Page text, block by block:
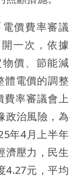
價費率審議
一次，依據
物價、節能減
體電價的調整
費率審議會上
政治風險，為
年4月上半年
濟壓力，民生
4.27元，平均